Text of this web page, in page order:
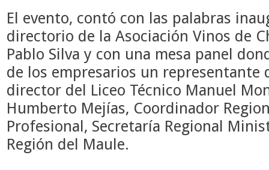
El evento, contó con las palabras
directorio de la Asociación Vinos de
Pablo Silva y con una mesa panel d
de los empresarios un representante
director del Liceo Técnico Manuel
Humberto Mejías, Coordinador
Profesional, Secretaría Regional
Región del Maule.